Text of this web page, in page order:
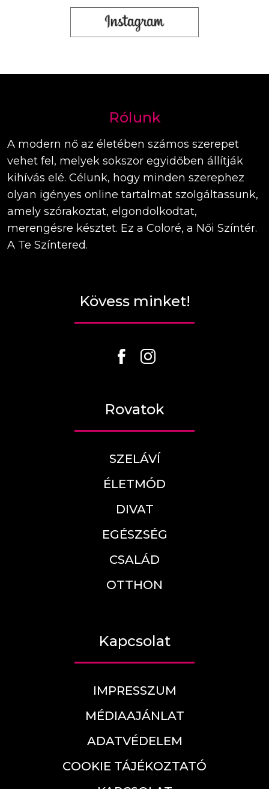
Rólunk
A modern nő az életében számos szerepet
vehet fel, melyek sokszor egyidőben állítják
kihívás elé. Célunk, hogy minden szerephez
olyan igényes online tartalmat szolgáltassunk,
amely szórakoztat, elgondolkodtat,
merengésre késztet. Ez a Coloré, a Női Színtér.
A Te Színtered.
Kövess minket!
Rovatok
SZELÁVÍ
ÉLETMÓD
DIVAT
EGÉSZSÉG
CSALÁD
OTTHON
Kapcsolat
IMPRESSZUM
MÉDIAAJÁNLAT
ADATVÉDELEM
COOKIE TÁJÉKOZTATÓ